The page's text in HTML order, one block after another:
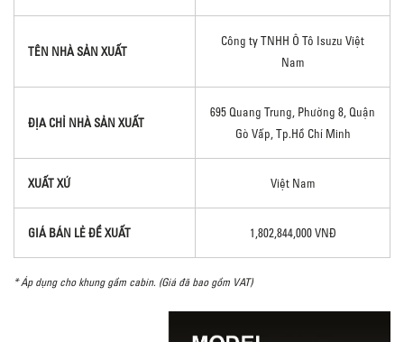
TÊN NHÀ SẢN XUẤT
Công ty TNHH Ô Tô Isuzu Việt
Nam
ĐỊA CHỈ NHÀ SẢN XUẤT
695 Quang Trung, Phường 8, Quận
Gò Vấp, Tp.Hồ Chí Minh
XUẤT XỨ Việt Nam
GIÁ BÁN LẺ ĐỀ XUẤT 1,802,844,000 VNĐ
* Áp dụng cho khung gầm cabin. (Giá đã bao gồm VAT)